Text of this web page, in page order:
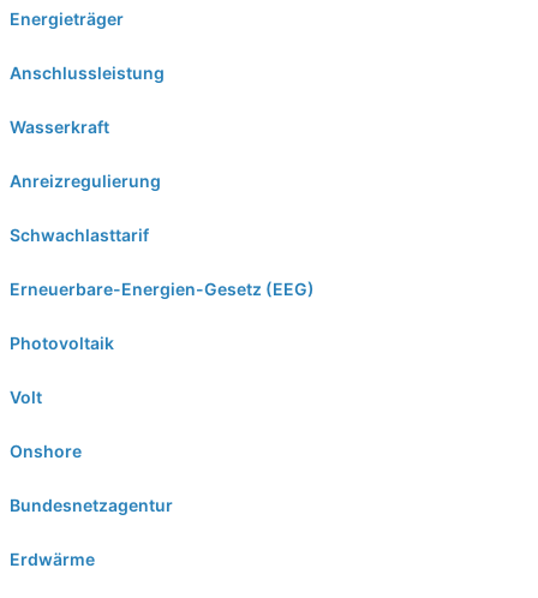
Energieträger
Anschlussleistung
Wasserkraft
Anreizregulierung
Schwachlasttarif
Erneuerbare-Energien-Gesetz (EEG)
Photovoltaik
Volt
Onshore
Bundesnetzagentur
Erdwärme